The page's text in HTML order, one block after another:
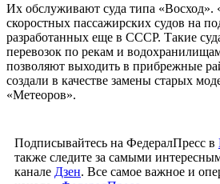
Их обслуживают суда типа «Восход».
скоростных пассажирских судов на
разработанных еще в СССР. Такие
перевозок по рекам и
позволяют выходить в прибрежные
создали в качестве замены старых
«Метеоров».
Подписывайтесь на ФедералПресс в
также следите за самыми
канале Дзен. Все самое важное и